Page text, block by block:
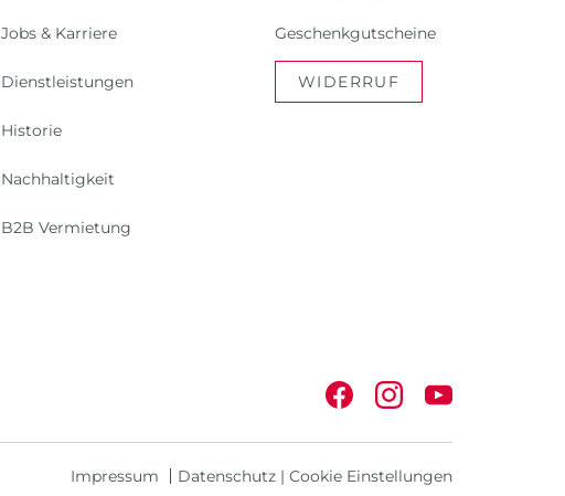
Jobs & Karriere
Dienstleistungen
Historie
Nachhaltigkeit
B2B Vermietung
Geschenkgutscheine
WIDERRUF
Impressum Datenschutz | Cookie Einstellungen